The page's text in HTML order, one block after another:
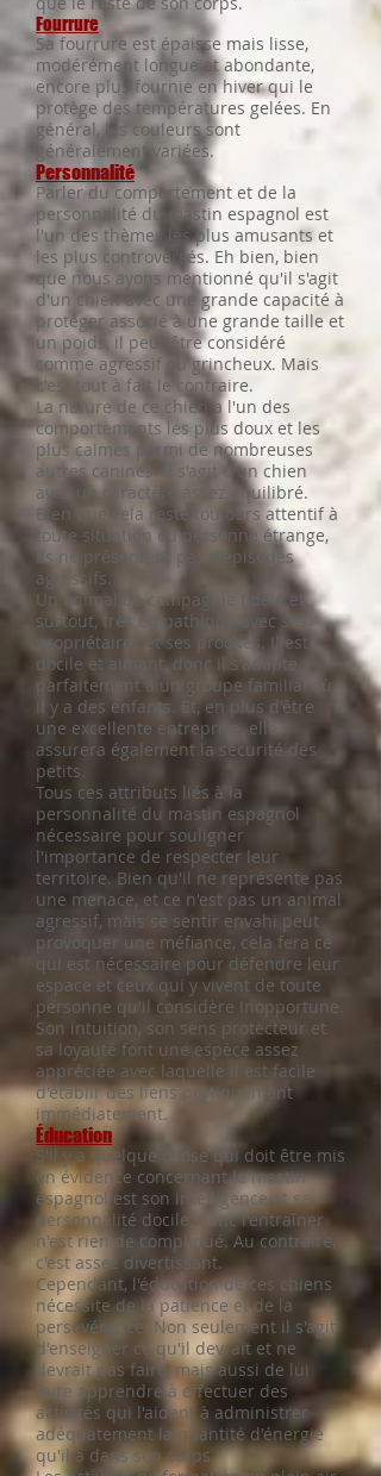
Fourrure
Sa fourrure est épaisse mais lisse,
modérément longue et abondante,
encore plus fournie en hiver qui le
protège des températures gelées. En
général, les couleurs sont
généralement variées.
Personnalité
Parler du comportement et de la
personnalité du mastin espagnol est
l'un des thèmes les plus amusants et
les plus controversés. Eh bien, bien
que nous ayons mentionné qu'il s'agit
d'un chien avec une grande capacité à
protéger associé à une grande taille et
un poids, il peut être considéré
comme agressif ou grincheux. Mais
c'est tout à fait le contraire.
La nature de ce chien a l'un des
comportements les plus doux et les
plus calmes parmi de nombreuses
autres canines. Il s'agit d'un chien
avec un caractère assez équilibré.
Bien que cela reste toujours attentif à
toute situation ou personne étrange,
ils ne présentent pas d'épisodes
agressifs.
Un animal de compagnie fidèle et,
surtout, très empathique avec ses
propriétaires et ses proches. Il est
docile et aimant, donc il s'adapte
parfaitement à un groupe familial où
il y a des enfants. Et, en plus d'être
une excellente entreprise, elle
assurera également la sécurité des
petits.
Tous ces attributs liés à la
personnalité du mastin espagnol
nécessaire pour souligner
l'importance de respecter leur
territoire. Bien qu'il ne représente pas
une menace, et ce n'est pas un animal
agressif, mais se sentir envahi peut
provoquer une méfiance, cela fera ce
qui est nécessaire pour défendre leur
espace et ceux qui y vivent de toute
personne qu'il considère Inopportune.
Son intuition, son sens protecteur et
sa loyauté font une espèce assez
appréciée avec laquelle il est facile
d'établir des liens pratiquement
immédiatement.
Éducation
S'il y a quelque chose qui doit être mis
en évidence concernant le mastin
espagnol est son intelligence et sa
personnalité docile, donc l'entraîner
n'est rien de compliqué. Au contraire,
c'est assez divertissant.
Cependant, l'éducation de ces chiens
nécessite de la patience et de la
persévérance. Non seulement il s'agit
d'enseigner ce qu'il devrait et ne
devrait pas faire, mais aussi de lui
faire apprendre à effectuer des
activités qui l'aident à administrer
adéquatement la quantité d'énergie
qu'il a dans son corps.